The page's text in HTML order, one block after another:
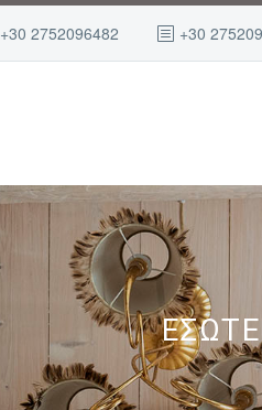
+30 2752096482 +30